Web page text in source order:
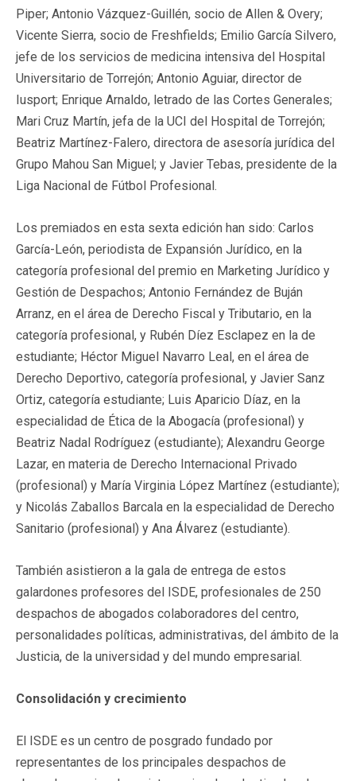
Piper; Antonio Vázquez-Guillén, socio de Allen & Overy;
Vicente Sierra, socio de Freshfields; Emilio García Silvero,
jefe de los servicios de medicina intensiva del Hospital
Universitario de Torrejón; Antonio Aguiar, director de
Iusport; Enrique Arnaldo, letrado de las Cortes Generales;
Mari Cruz Martín, jefa de la UCI del Hospital de Torrejón;
Beatriz Martínez-Falero, directora de asesoría jurídica del
Grupo Mahou San Miguel; y Javier Tebas, presidente de la
Liga Nacional de Fútbol Profesional.
Los premiados en esta sexta edición han sido: Carlos
García-León, periodista de Expansión Jurídico, en la
categoría profesional del premio en Marketing Jurídico y
Gestión de Despachos; Antonio Fernández de Buján
Arranz, en el área de Derecho Fiscal y Tributario, en la
categoría profesional, y Rubén Díez Esclapez en la de
estudiante; Héctor Miguel Navarro Leal, en el área de
Derecho Deportivo, categoría profesional, y Javier Sanz
Ortiz, categoría estudiante; Luis Aparicio Díaz, en la
especialidad de Ética de la Abogacía (profesional) y
Beatriz Nadal Rodríguez (estudiante); Alexandru George
Lazar, en materia de Derecho Internacional Privado
(profesional) y María Virginia López Martínez (estudiante);
y Nicolás Zaballos Barcala en la especialidad de Derecho
Sanitario (profesional) y Ana Álvarez (estudiante).
También asistieron a la gala de entrega de estos
galardones profesores del ISDE, profesionales de 250
despachos de abogados colaboradores del centro,
personalidades políticas, administrativas, del ámbito de la
Justicia, de la universidad y del mundo empresarial.
Consolidación y crecimiento
El ISDE es un centro de posgrado fundado por
representantes de los principales despachos de